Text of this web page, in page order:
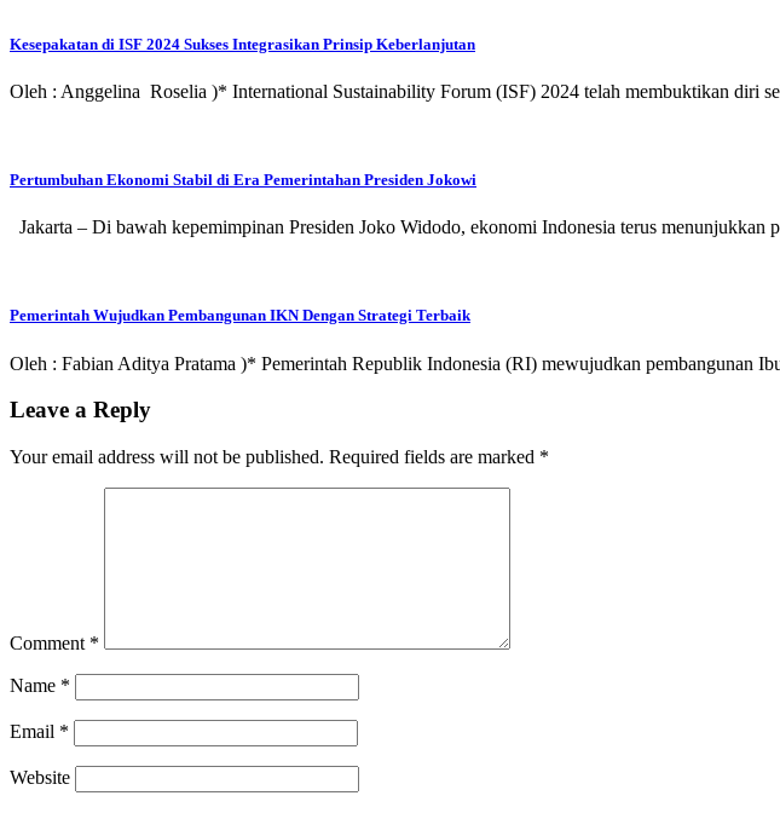
Kesepakatan di ISF 2024 Sukses Integrasikan Prinsip Keberlanjutan
Oleh : Anggelina Roselia )* International Sustainability Forum (ISF) 2024 telah membuktikan diri
Pertumbuhan Ekonomi Stabil di Era Pemerintahan Presiden Jokowi
Jakarta – Di bawah kepemimpinan Presiden Joko Widodo, ekonomi Indonesia terus
Pemerintah Wujudkan Pembangunan IKN Dengan Strategi Terbaik
Oleh : Fabian Aditya Pratama )* Pemerintah Republik Indonesia (RI) mewujudkan pembangunan
Leave a Reply
Your email address will not be published. Required fields are marked *
Comment *
Name *
Email *
Website